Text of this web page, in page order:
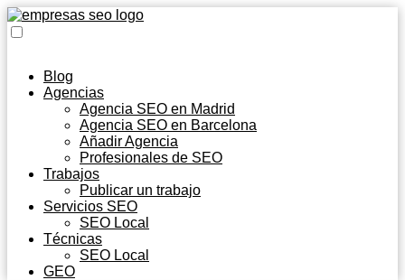
Blog
Agencias
Agencia SEO en Madrid
Agencia SEO en Barcelona
Añadir Agencia
Profesionales de SEO
Trabajos
Publicar un trabajo
Servicios SEO
SEO Local
Técnicas
SEO Local
GEO